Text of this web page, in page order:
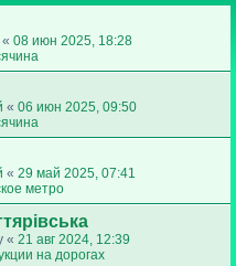
« 08 июн 2025, 18:28
« 06 июн 2025, 09:50
« 29 май 2025, 07:41
метро
« 21 авг 2024, 12:39
на дорогах